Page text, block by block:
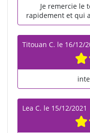
Je remercie le
rapidement et qui
Titouan C. le 16/12/
Lea C. le 15/12/2021